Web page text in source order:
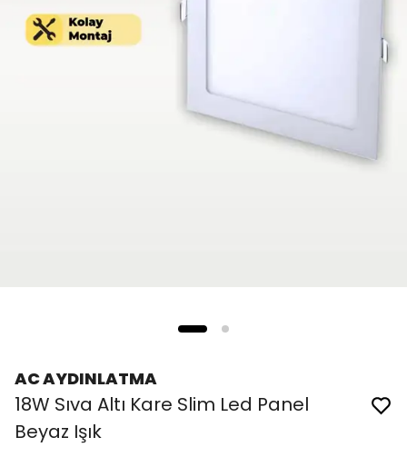
AC AYDINLATMA
18W Sıva Altı Kare Slim Led Panel
Beyaz Işık